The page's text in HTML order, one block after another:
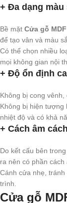
+ Đa dạng màu
Bề mặt Cửa gỗ
để tạo vân và màu
Có thể chọn nhiều
mọi không gian nội
+ Độ ổn định
Không bị cong
Không bị hiện
nhiệt độ và có khả
+ Cách âm
Do kết cấu bên
ra nên có phần cách
Cánh cửa nhẹ,
trình.
Cửa gỗ